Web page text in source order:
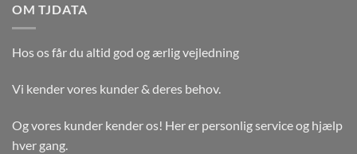
OM TJDATA
Hos os får du altid god og ærlig vejledning
Vi kender vores kunder & deres behov.
Og vores kunder kender os! Her er personlig service og hjælp
hver gang.